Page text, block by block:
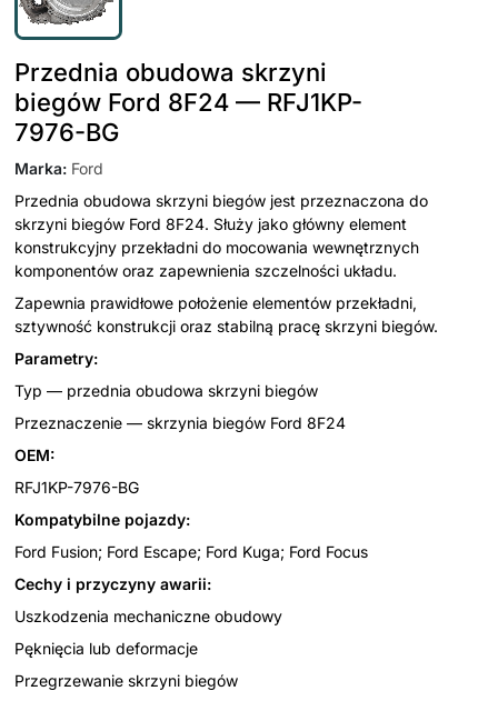
Przednia obudowa skrzyni
biegów Ford 8F24 — RFJ1KP-
7976-BG
Marka: Ford
Przednia obudowa skrzyni biegów jest przeznaczona do
skrzyni biegów Ford 8F24. Służy jako główny element
konstrukcyjny przekładni do mocowania wewnętrznych
komponentów oraz zapewnienia szczelności układu.
Zapewnia prawidłowe położenie elementów przekładni,
sztywność konstrukcji oraz stabilną pracę skrzyni biegów.
Parametry:
Typ — przednia obudowa skrzyni biegów
Przeznaczenie — skrzynia biegów Ford 8F24
OEM:
RFJ1KP-7976-BG
Kompatybilne pojazdy:
Ford Fusion; Ford Escape; Ford Kuga; Ford Focus
Cechy i przyczyny awarii:
Uszkodzenia mechaniczne obudowy
Pęknięcia lub deformacje
Przegrzewanie skrzyni biegów